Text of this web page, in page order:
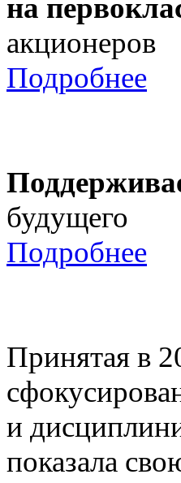
на
акционеров
Подробнее
будущего
Подробнее
Принятая в
и
показала